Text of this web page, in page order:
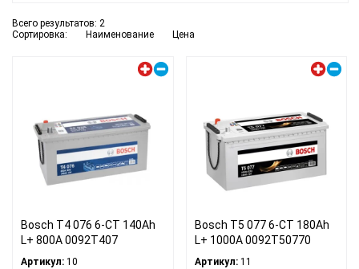
Сортировка: Наименование Цена
Всего результатов: 2
Bosch T4 076 6-СТ 140Ah
L+ 800A 0092T407
Артикул: 10
Bosch T5 077 6-СТ 180Ah
L+ 1000A 0092T50770
Артикул:11